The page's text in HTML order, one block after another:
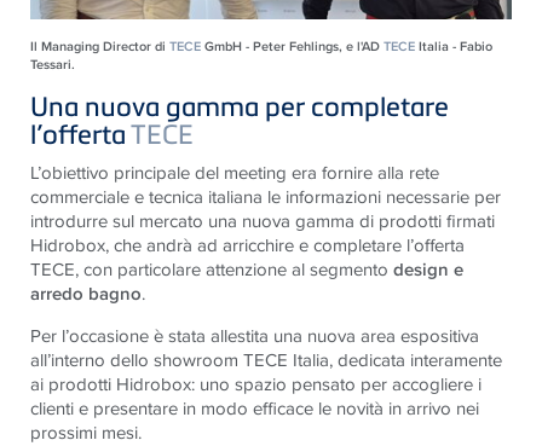
Il Managing Director di TECEGmbH - Peter Fehlings, e l'ADTECEItalia - Fabio
Tessari.
Una nuova gamma per completare
l’offertaTECE
L’obiettivo principale del meeting era fornire alla rete
commerciale e tecnica italiana le informazioni necessarie per
introdurre sul mercato una nuova gamma di prodotti firmati
Hidrobox, che andrà ad arricchire e completare l’offerta
TECE, con particolare attenzione al segmento design e
arredo bagno.
Per l’occasione è stata allestita una nuova area espositiva
all’interno dello showroom TECE Italia, dedicata interamente
ai prodotti Hidrobox: uno spazio pensato per accogliere i
clienti e presentare in modo efficace le novità in arrivo nei
prossimi mesi.